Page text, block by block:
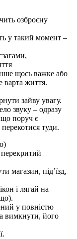
озброєну
у такий момент –
щось важке або
варта життя.
зайву увагу.
звуку – одразу
поруч є
туди.
перекритий
магазин, під’їзд,
і лягай на
у повністю
вимкнути, його